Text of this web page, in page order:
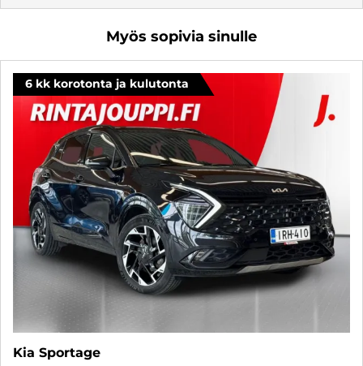
Myös sopivia sinulle
6 kk korotonta ja kulutonta
Kia Sportage